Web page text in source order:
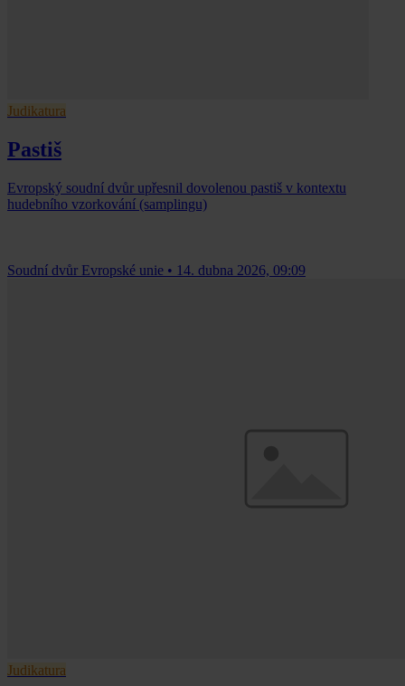
Judikatura
Pastiš
Evropský soudní dvůr upřesnil dovolenou pastiš v kontextu
hudebního vzorkování (samplingu)
Soudní dvůr Evropské unie • 14. dubna 2026, 09:09
Judikatura